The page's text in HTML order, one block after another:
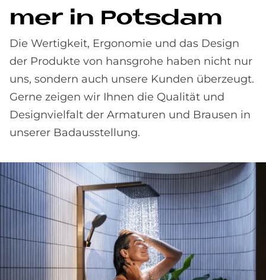
mer in Pots­dam
Die Wertigkeit, Ergonomie und das Design
der Produkte von hansgrohe haben nicht nur
uns, sondern auch unsere Kunden überzeugt.
Gerne zeigen wir Ihnen die Qualität und
Designvielfalt der Armaturen und Brausen in
unserer Badausstellung.